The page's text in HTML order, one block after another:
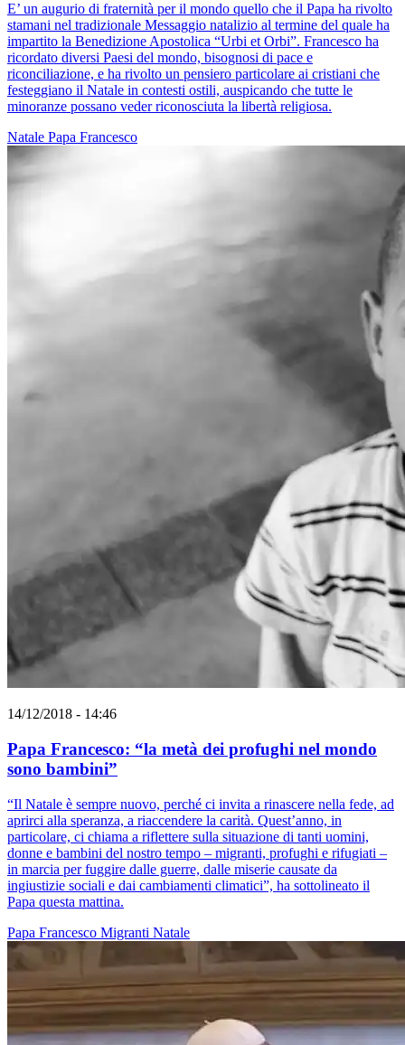
E’ un augurio di fraternità per il mondo quello che il Papa ha rivolto
stamani nel tradizionale Messaggio natalizio al termine del quale ha
impartito la Benedizione Apostolica “Urbi et Orbi”. Francesco ha
ricordato diversi Paesi del mondo, bisognosi di pace e
riconciliazione, e ha rivolto un pensiero particolare ai cristiani che
festeggiano il Natale in contesti ostili, auspicando che tutte le
minoranze possano veder riconosciuta la libertà religiosa.
Natale Papa Francesco
14/12/2018 - 14:46
Papa Francesco: “la metà dei profughi nel mondo
sono bambini”
“Il Natale è sempre nuovo, perché ci invita a rinascere nella fede, ad
aprirci alla speranza, a riaccendere la carità. Quest’anno, in
particolare, ci chiama a riflettere sulla situazione di tanti uomini,
donne e bambini del nostro tempo – migranti, profughi e rifugiati –
in marcia per fuggire dalle guerre, dalle miserie causate da
ingiustizie sociali e dai cambiamenti climatici”, ha sottolineato il
Papa questa mattina.
Papa Francesco Migranti Natale